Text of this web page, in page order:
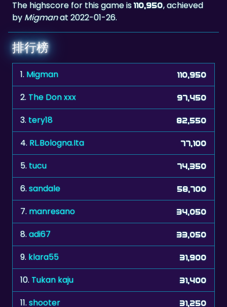
排行榜
1.Migman
2.The Don xxx 97,450
3. tery18 82,550
4.RL.Bologna.Ita 77,100
5. tucu 74,350
6. sandale 58,700
7. manresano 34,050
8. adi67 33,050
9. klara55 31,900
10.Tukan kaju 31,400
11. shooter 31,250
12.frenchee 30,000